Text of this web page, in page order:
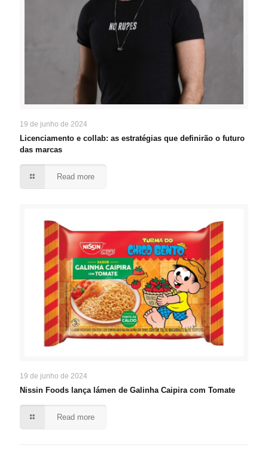
19 de junho de 2024
Licenciamento e collab: as estratégias que definirão o futuro
das marcas
Read more
19 de junho de 2024
Nissin Foods lança lámen de Galinha Caipira com Tomate
Read more